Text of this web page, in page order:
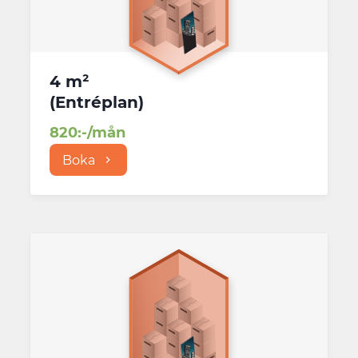
4 m²
(Entréplan)
820:-/mån
Boka